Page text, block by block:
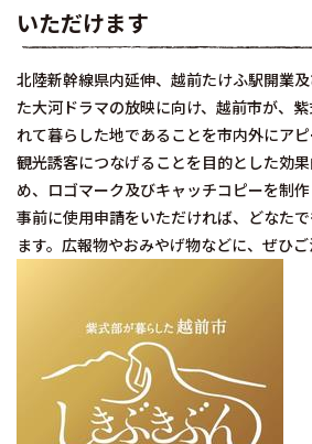
いただけます
北陸新幹線県内延伸、越前たけふ駅開業
た大河ドラマの放映に向け、越前市が、
れて暮らした地であることを市内外にア
観光誘客につなげることを目的とした効
め、ロゴマーク及びキャッチコピーを制作
事前に使用申請をいただければ、どなた
ます。広報物やおみやげ物などに、ぜひご